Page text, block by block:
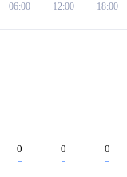
06:00 12:00 18:00
0 0 0